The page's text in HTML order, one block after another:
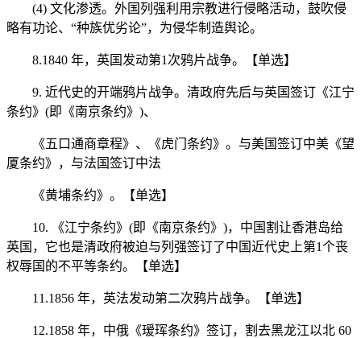
(4) 文化渗透。外国列强利用宗教进行侵略活动，鼓吹侵
略有功论、“种族优劣论”，为侵华制造舆论。
8.1840 年，英国发动第1次鸦片战争。【单选】
9. 近代史的开端鸦片战争。清政府先后与英国签订《江宁
条约》(即《南京条约》)、
《五口通商章程》、《虎门条约》。与美国签订中美《望
厦条约》，与法国签订中法
《黄埔条约》。【单选】
10. 《江宁条约》(即《南京条约》)，中国割让香港岛给
英国，它也是清政府被迫与列强签订了中国近代史上第1个丧
权辱国的不平等条约。【单选】
11.1856 年，英法发动第二次鸦片战争。【单选】
12.1858 年，中俄《瑷珲条约》签订，割去黑龙江以北 60